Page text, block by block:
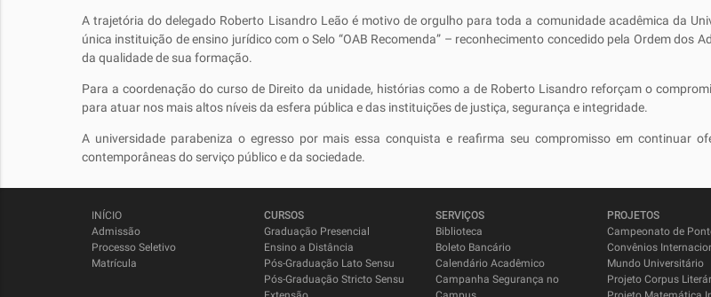
A trajetória do delegado Roberto Lisandro Leão é motivo de orgulho para toda a comunidade acadêmica da
única instituição de ensino jurídico com o Selo “OAB Recomenda” – reconhecimento concedido pela Ordem dos
da qualidade de sua formação.
Para a coordenação do curso de Direito da unidade, histórias como a de Roberto Lisandro reforçam o
para atuar nos mais altos níveis da esfera pública e das instituições de justiça, segurança e integridade.
A universidade parabeniza o egresso por mais essa conquista e reafirma seu compromisso em continuar
contemporâneas do serviço público e da sociedade.
INÍCIO
Admissão
Processo Seletivo
Matrícula
CURSOS
Graduação Presencial
Ensino a Distância
Pós-Graduação Lato Sensu
Pós-Graduação Stricto Sensu
SERVIÇOS
Biblioteca
Boleto Bancário
Calendário Acadêmico
Campanha Segurança no
PROJETOS
Campeonato de
Convênios
Mundo Universitário
Projeto Corpus